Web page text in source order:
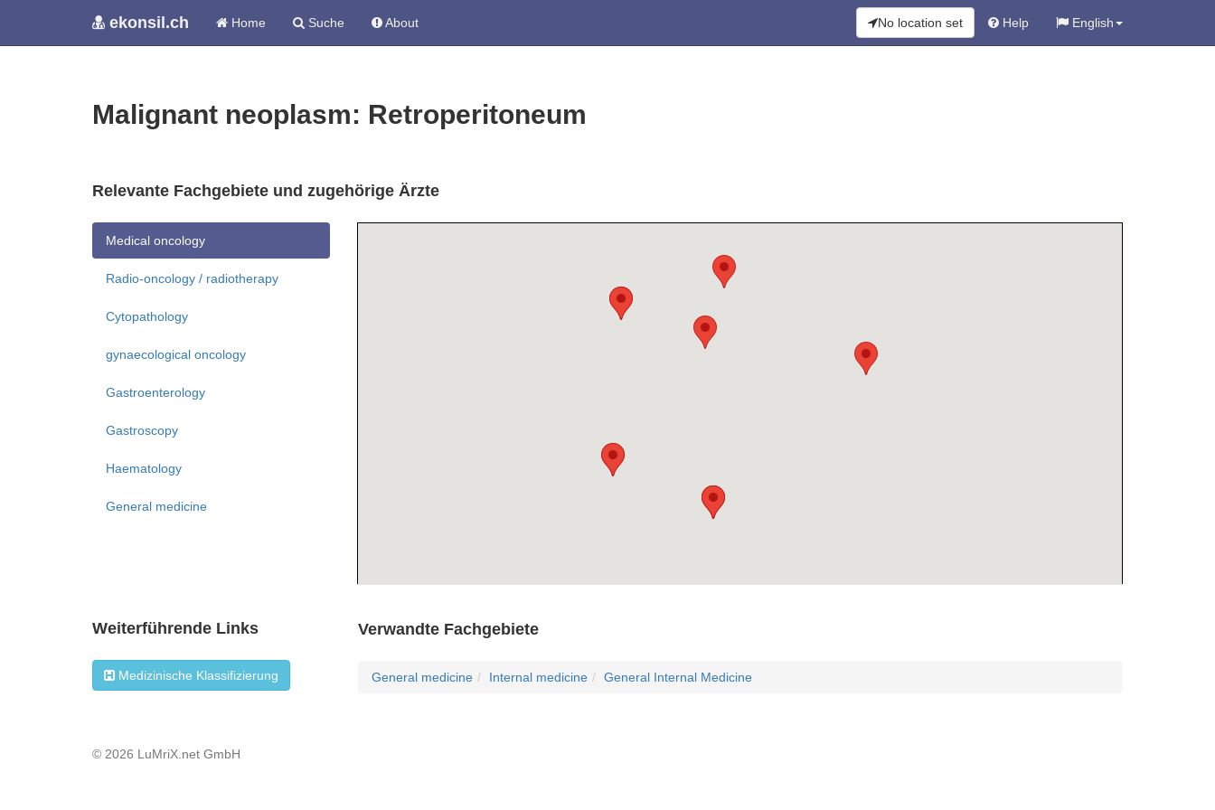
ekonsil.ch Home Suche About No location set Help English
Malignant neoplasm: Retroperitoneum
Relevante Fachgebiete und zugehörige Ärzte
Medical oncology
Radio-oncology / radiotherapy
Cytopathology
gynaecological oncology
Gastroenterology
Gastroscopy
Haematology
General medicine
Verwandte Fachgebiete
General medicine Internal medicine General Internal Medicine
Weiterführende Links
Medizinische Klassifizierung
© 2026 LuMriX.net GmbH